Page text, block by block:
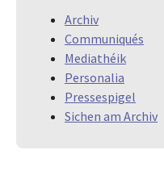
Archiv
Communiqués
Mediathéik
Personalia
Pressespigel
Sichen am Archiv